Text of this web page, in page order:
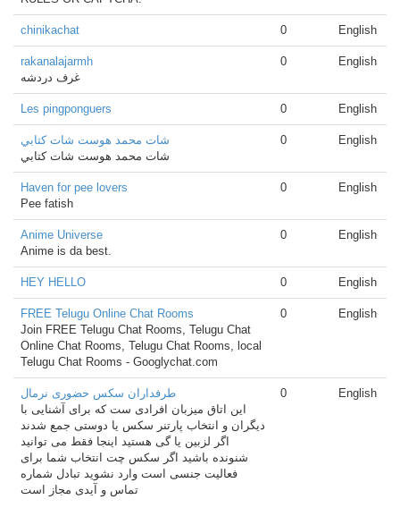
chinikachat 0 English
rakanalajarmh
غرف دردشه
0 English
Les pingponguers 0 English
شات محمد هوست شات كتابي
شات محمد هوست شات كتابي
0 English
Haven for pee lovers
Pee fatish
0 English
Anime Universe
Anime is da best.
0 English
HEY HELLO 0 English
FREE Telugu Online Chat Rooms
Join FREE Telugu Chat Rooms, Telugu Chat
Online Chat Rooms, Telugu Chat Rooms, local
Telugu Chat Rooms - Googlychat.com
0 English
طرفداران سکس حضوری نرمال
این اتاق میزبان افرادی ست که برای آشنایی با
دیگران و انتخاب پارتنر سکس یا دوستی جمع شدند
اگر لزبین یا گی هستید اینجا فقط می توانید
شنونده باشید اگر سکس چت انتخاب شما برای
فعالیت جنسی است وارد نشوید تبادل شماره
تماس و آیدی مجاز است
0 English